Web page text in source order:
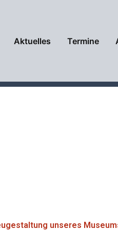
Aktuelles Termine
unseres